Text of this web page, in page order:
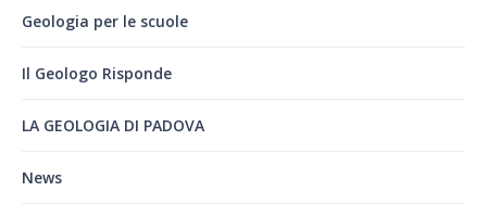
Geologia per le scuole
Il Geologo Risponde
LA GEOLOGIA DI PADOVA
News